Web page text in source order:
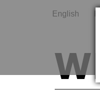
English